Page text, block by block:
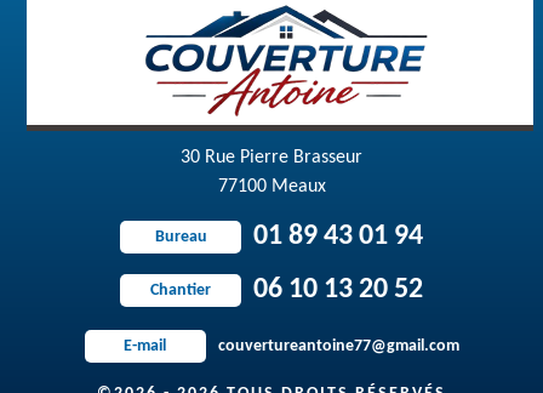
30 Rue Pierre Brasseur
77100 Meaux
Bureau 01 89 43 01 94
Chantier 06 10 13 20 52
E-mail couvertureantoine77@gmail.com